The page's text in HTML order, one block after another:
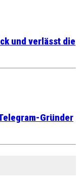
und verlässt die
Gründer